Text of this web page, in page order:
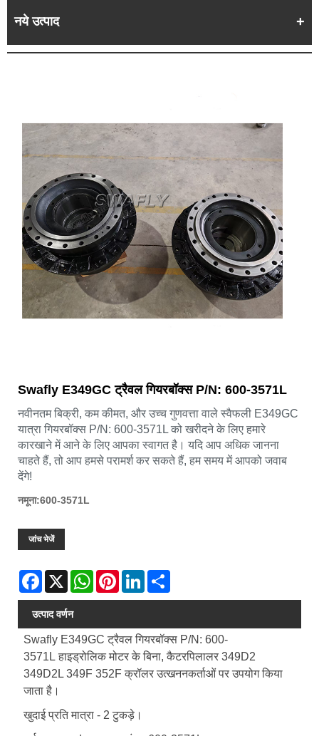
नये उत्पाद
Swafly E349GC ट्रैवल गियरबॉक्स P/N: 600-3571L
नवीनतम बिक्री, कम कीमत, और उच्च गुणवत्ता वाले स्वैफली E349GC
यात्रा गियरबॉक्स P/N: 600-3571L को खरीदने के लिए हमारे
कारखाने में आने के लिए आपका स्वागत है। यदि आप अधिक जानना
चाहते हैं, तो आप हमसे परामर्श कर सकते हैं, हम समय में आपको जवाब
देंगे!
नमूना:600-3571L
जांच भेजें
Facebook
X WhatsAppPinterestLinkedIn
उत्पाद वर्णन
Swafly E349GC ट्रैवल गियरबॉक्स P/N: 600-
3571Lहाइड्रोलिक मोटर के बिना, कैटरपिलालर 349D2
349D2L 349F 352F क्रॉलर उत्खननकर्ताओं पर उपयोग किया
जाता है।
खुदाई प्रति मात्रा - 2 टुकड़े।